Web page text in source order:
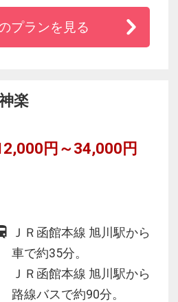
わうバイキング
静な館内
体感！層雲峡周辺観光
ス運行（要予約）！
プランを見る
楽
円～34,000円
ＪＲ函館本線 旭川駅から
車で約35分。
ＪＲ函館本線 旭川駅から
路線バスで約90分。